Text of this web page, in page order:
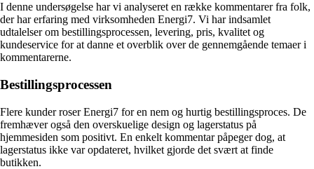
I denne undersøgelse har vi analyseret en række kommentarer fra folk,
der har erfaring med virksomheden Energi7. Vi har indsamlet
udtalelser om bestillingsprocessen, levering, pris, kvalitet og
kundeservice for at danne et overblik over de gennemgående temaer i
kommentarerne.
Bestillingsprocessen
Flere kunder roser Energi7 for en nem og hurtig bestillingsproces. De
fremhæver også den overskuelige design og lagerstatus på
hjemmesiden som positivt. En enkelt kommentar påpeger dog, at
lagerstatus ikke var opdateret, hvilket gjorde det svært at finde
butikken.